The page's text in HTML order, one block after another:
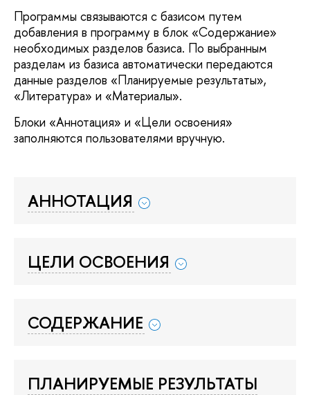
Программы связываются с базисом путем
добавления в программу в блок «Содержание»
необходимых разделов базиса. По выбранным
разделам из базиса автоматически передаются
данные разделов «Планируемые результаты»,
«Литература» и «Материалы».
Блоки «Аннотация» и «Цели освоения»
заполняются пользователями вручную.
АННОТАЦИЯ
ЦЕЛИ ОСВОЕНИЯ
СОДЕРЖАНИЕ
ПЛАНИРУЕМЫЕ РЕЗУЛЬТАТЫ